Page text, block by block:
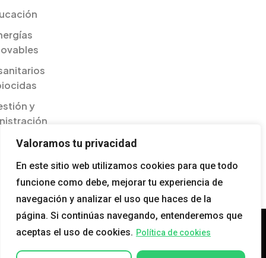
Valoramos tu privacidad
En este sitio web utilizamos cookies para que todo
funcione como debe, mejorar tu experiencia de
navegación y analizar el uso que haces de la
página. Si continúas navegando, entenderemos que
aceptas el uso de cookies. Política de cookies
y